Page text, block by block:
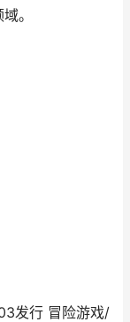
。
发行 冒险游戏/